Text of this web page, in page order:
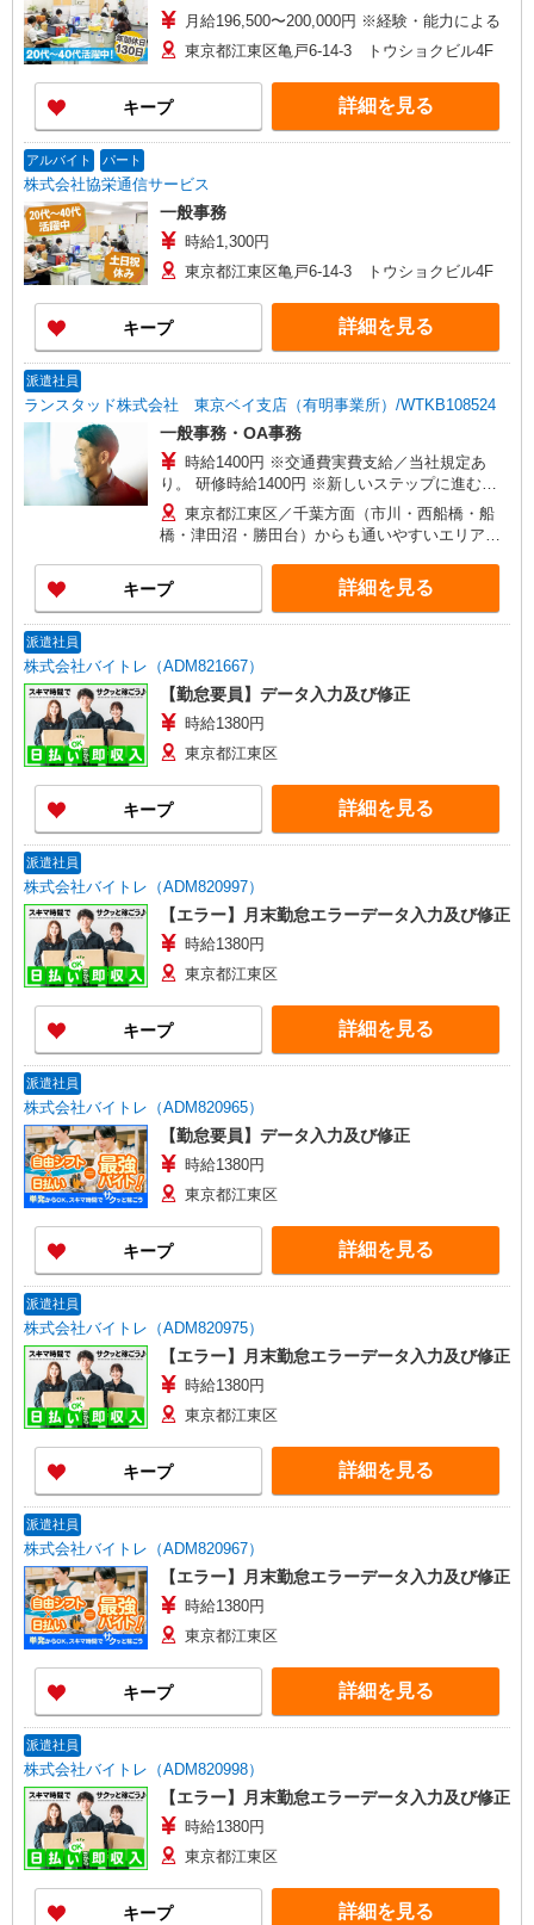
月給196,500〜200,000円 ※経験・能力による
東京都江東区亀戸6‐14‐3 トウショクビル4F
キープ 詳細を見る
アルバイト パート
株式会社協栄通信サービス
一般事務
時給1,300円
東京都江東区亀戸6‐14‐3 トウショクビル4F
キープ 詳細を見る
派遣社員
ランスタッド株式会社 東京ベイ支店（有明事業所）/WTKB108524
一般事務・OA事務
時給1400円 ※交通費実費支給／当社規定あ
り。 研修時給1400円 ※新しいステップに進む
際、都度研修が行われます！
東京都江東区／千葉方面（市川・西船橋・船
橋・津田沼・勝田台）からも通いやすいエリア
キープ 詳細を見る
派遣社員
株式会社バイトレ（ADM821667）
【勤怠要員】データ入力及び修正
時給1380円
東京都江東区
キープ 詳細を見る
派遣社員
株式会社バイトレ（ADM820997）
【エラー】月末勤怠エラーデータ入力及び修正
時給1380円
東京都江東区
キープ 詳細を見る
派遣社員
株式会社バイトレ（ADM820965）
【勤怠要員】データ入力及び修正
時給1380円
東京都江東区
キープ 詳細を見る
派遣社員
株式会社バイトレ（ADM820975）
【エラー】月末勤怠エラーデータ入力及び修正
時給1380円
東京都江東区
キープ 詳細を見る
派遣社員
株式会社バイトレ（ADM820967）
【エラー】月末勤怠エラーデータ入力及び修正
時給1380円
東京都江東区
キープ 詳細を見る
派遣社員
株式会社バイトレ（ADM820998）
【エラー】月末勤怠エラーデータ入力及び修正
時給1380円
東京都江東区
キープ 詳細を見る